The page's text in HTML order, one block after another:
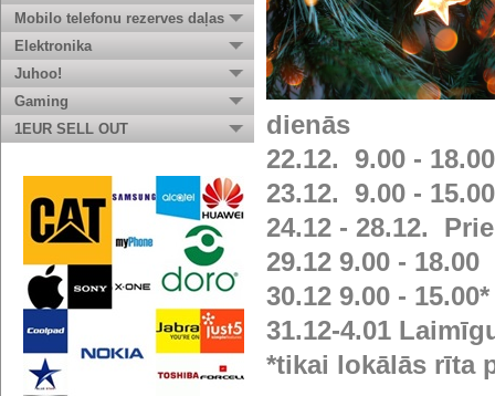
Mobilo telefonu rezerves daļas
Elektronika
Juhoo!
Gaming
1EUR SELL OUT
dienās
22.12. 9.00 - 18.00
23.12. 9.00 -
24.12 - 28.12.
29.12 9.00 - 18.00
30.12 9.00 - 15.00*
31.12-4.01
*tikai lokālās rīta